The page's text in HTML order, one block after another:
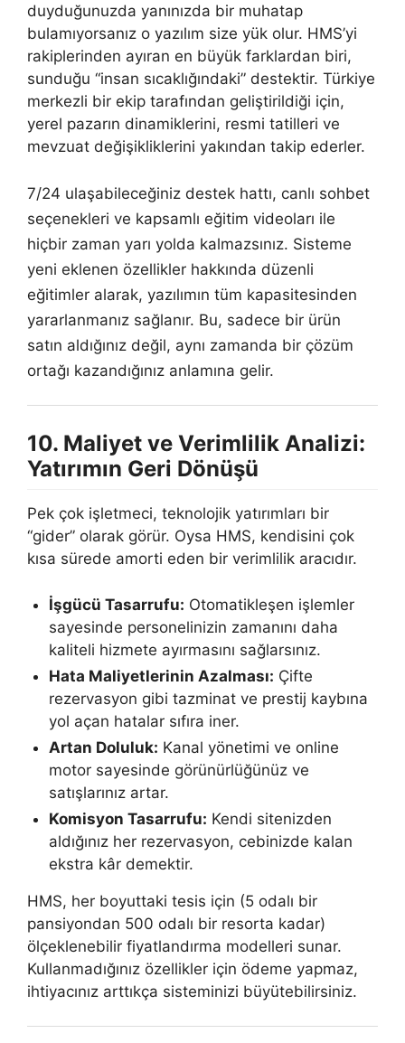
duyduğunuzda yanınızda bir muhatap
bulamıyorsanız o yazılım size yük olur. HMS’yi
rakiplerinden ayıran en büyük farklardan biri,
sunduğu “insan sıcaklığındaki” destektir. Türkiye
merkezli bir ekip tarafından geliştirildiği için,
yerel pazarın dinamiklerini, resmi tatilleri ve
mevzuat değişikliklerini yakından takip ederler.
7/24 ulaşabileceğiniz destek hattı, canlı sohbet
seçenekleri ve kapsamlı eğitim videoları ile
hiçbir zaman yarı yolda kalmazsınız. Sisteme
yeni eklenen özellikler hakkında düzenli
eğitimler alarak, yazılımın tüm kapasitesinden
yararlanmanız sağlanır. Bu, sadece bir ürün
satın aldığınız değil, aynı zamanda bir çözüm
ortağı kazandığınız anlamına gelir.
10. Maliyet ve Verimlilik Analizi:
Yatırımın Geri Dönüşü
Pek çok işletmeci, teknolojik yatırımları bir
“gider” olarak görür. Oysa HMS, kendisini çok
kısa sürede amorti eden bir verimlilik aracıdır.
İşgücü Tasarrufu: Otomatikleşen işlemler
sayesinde personelinizin zamanını daha
kaliteli hizmete ayırmasını sağlarsınız.
Hata Maliyetlerinin Azalması: Çifte
rezervasyon gibi tazminat ve prestij kaybına
yol açan hatalar sıfıra iner.
Artan Doluluk: Kanal yönetimi ve online
motor sayesinde görünürlüğünüz ve
satışlarınız artar.
Komisyon Tasarrufu: Kendi sitenizden
aldığınız her rezervasyon, cebinizde kalan
ekstra kâr demektir.
HMS, her boyuttaki tesis için (5 odalı bir
pansiyondan 500 odalı bir resorta kadar)
ölçeklenebilir fiyatlandırma modelleri sunar.
Kullanmadığınız özellikler için ödeme yapmaz,
ihtiyacınız arttıkça sisteminizi büyütebilirsiniz.